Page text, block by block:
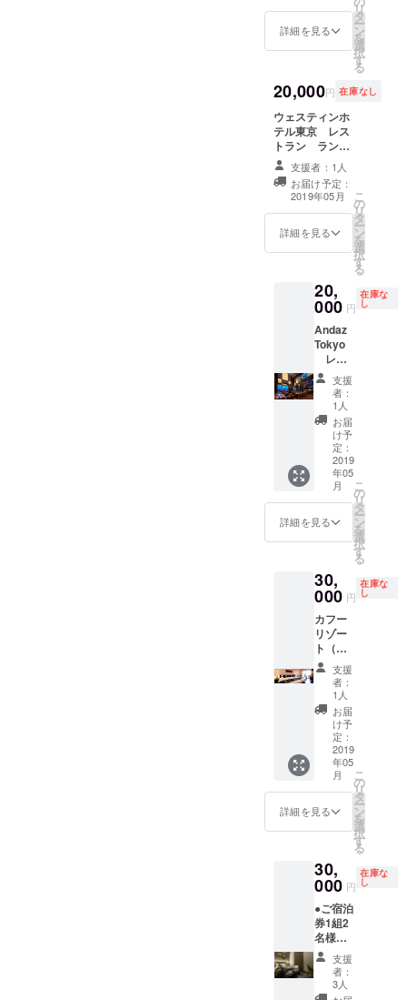
は、 ハ
トの新
しいラ
ブラン
「ハイ
アット
セント
リック
銀座 東
京」と
して、
に初上
陸。 伝
りなが
らも、
常に新
しいも
のを寛
容に受
け入れ
て進化
してき
た街、
銀座。
人々が
脈々と
受け継
ぎ、育
んでき
た奥深
い歴史
と文化
ます。
ハイ
アット
セント
リック
銀座 東
京が目
指すの
は、 訪
れた
人々が
銀座の
魅力を
知り、
感じ、
そして
体験す
る拠点
となる
初めて
の方も
リピー
ターの
方も、
肩ひじ
張らな
い自分
らしい
スタイ
スタイ
シュな
がら暖
バー・
ジや ラ
イブラ
リーで
は一人
でオリ
ジナル
カクテ
しんだ
り、 旅
交わし
たり
と、
様々な
スタイ
ルでお
過ごし
いただ
けま
す。 日
本初の
モク
シーブ
ランド
であ
「モク
シー東
町」は
東京か
らJRで
約9分の
錦糸町
駅から
徒歩5分
の場所
に位置
してい
ます。
羽田空
港や東
京ディ
ズニー
リゾー
トへは
錦糸町
駅から
ルバス
が運行
してお
り、 鉄
道や空
路での
移動や
主要観
光地へ
のアク
１０分
ほど前
ご集合
い申し
上げま
す。 所
要時間
は９０
分ほど
を予定
りま
す。 ■
セント
リック
銀座の
ご紹介
「街の
心」、
「情報
の中
心」と
いう意
味を持
つ、
「ハイ
アット
リッ
ク」
トの新
しいラ
イフス
タイル
ブラン
ド。
「ハイ
アット
セント
リック
銀座 東
京」と
して、
アジア
に初上
統を守
りなが
常に新
しいも
のを寛
容に受
け入れ
て進化
してき
た街、
銀座。
人々が
用いた
だけな
す） ま
た、パ
トロン
の方の
お名前
（ニッ
クネー
ムや社
名・ロ
ゴなど
でも
イベン
ト会場
掲載・
ご紹介
いたし
ます。
※支援
時、必
ず備考
欄にご
希望の
お名前
をご記
入くだ
記入の
ない場
IREの
ユー
ザー名
を掲載
いたし
ます。
ご了承
くださ
い。
のレス
トラン
利用券
雅叙園
ブッ
フェ
（平
日）＠
3400円
ヒー・
紅茶込
み）ｘ2
名様で
合計
お送り
いたし
ます。
有効期
間：
2019年
5月20日
～9月30
日まで
（ご利
用の際
は事前
に雅叙
園にご
希望の
お日に
ちなど
お願い
いたし
す。）
また、
パトロ
ンの方
のお名
（ニッ
クネー
ムや社
名・ロ
ゴなど
でも
を
5/15
にて、
掲載・
ご紹介
いたし
ます。
※支援
時、必
ず備考
欄にご
詳細を見る
リ
タ
ー
ン
を
選
択
す
る
20,000円 在庫なし
ウェスティンホ
テル東京 レス
トラン ランチ
ご利用券 イベン
トに賛同いただ
いているホテル
のレストラン利
用券おひとり様
5000円分x2枚＝
2019/7/31まで）
をお送りいたし
名前（ニック
ネームや社名・
ロゴなどでも
可）を 5/15
イベント会場に
て、掲載・ご紹
介いたします。
※支援時、必ず備
考欄にご希望の
お名前をご記入
ください。 記入
のない場合は
ユーザー名を掲
載いたします。
支援者：1人
お届け予定：
2019年05月
詳細を見る
こ
の
リ
タ
ー
ン
を
選
択
す
る
20,
000 円
在庫な
し
Andaz
Tokyo
レス
トラ
ン ラ
ンチご
利用券
イベン
トに賛
同いた
だいて
いるア
ンダー
ズ東京
のレス
トラン
名様合
計
10,432
円相当
をお送
りいた
しま
す。 51
階の
「ザ タ
ヴァ
ン グ
リル＆
ラウン
ジ（The
Tavern
– Grill &
チセッ
ト（4
コー
ス）
4200円
（税サ
込5216
円）、2
名様ご
支援
者：
1人
お届
け予
定：
2019
年05
月
詳細を見る
こ
の
リ
タ
ー
ン
を
選
択
す
る
30,
000 円
在庫な
し
カフー
リゾー
ト（ご
朝食付
き）1
泊 ご
宿泊
券 １
組２名
期間
2019/9/
30まで
（休館
日・貸
切・満
の際は
ご希望
のお日
にちで
はご利
用いた
だけな
いこと
もござ
支援
者：
1人
お届
け予
定：
2019
年05
月
詳細を見る
こ
の
リ
タ
ー
ン
を
選
択
す
る
30,
000 円
在庫な
し
●ご宿泊
券1組2
名様
賛同い
ただい
ている
ホテル
支援
者：
3人